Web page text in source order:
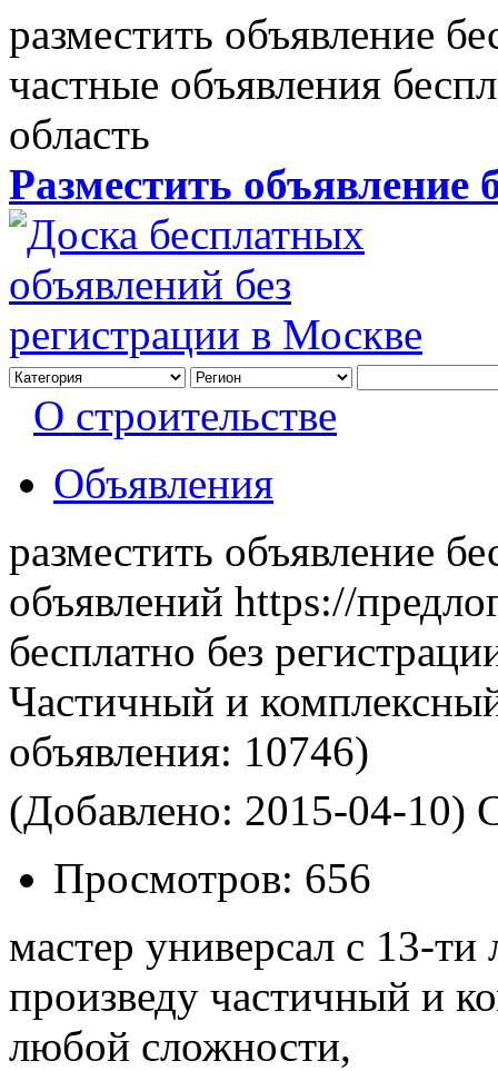
разместить объявление
частные объявления
область
Разместить объявление
О строительстве
Объявления
разместить объявление
объявлений https://
бесплатно без
Частичный и
объявления: 10746)
(Добавлено: 2015-04-10)
Просмотров: 656
мастер универсал с 13-
произведу частичный и
любой сложности,